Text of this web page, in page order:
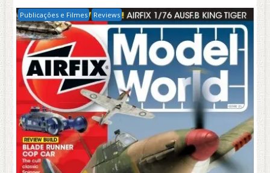
Publicações e Filmes Reviews